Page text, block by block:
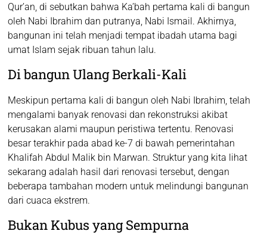
Qur’an, di sebutkan bahwa Ka’bah pertama kali di bangun
oleh Nabi Ibrahim dan putranya, Nabi Ismail. Akhirnya,
bangunan ini telah menjadi tempat ibadah utama bagi
umat Islam sejak ribuan tahun lalu.
Di bangun Ulang Berkali-Kali
Meskipun pertama kali di bangun oleh Nabi Ibrahim, telah
mengalami banyak renovasi dan rekonstruksi akibat
kerusakan alami maupun peristiwa tertentu. Renovasi
besar terakhir pada abad ke-7 di bawah pemerintahan
Khalifah Abdul Malik bin Marwan. Struktur yang kita lihat
sekarang adalah hasil dari renovasi tersebut, dengan
beberapa tambahan modern untuk melindungi bangunan
dari cuaca ekstrem.
Bukan Kubus yang Sempurna